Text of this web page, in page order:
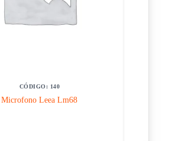
CÓDIGO: 140
Microfono Leea Lm68